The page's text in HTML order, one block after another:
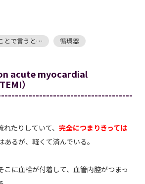
とで言うと… 循環器
acute myocardial
）
たりしていて、 完全につまりきっては
るが、軽くて済んでいる。
こに血栓が付着して、血管内腔がつまっ